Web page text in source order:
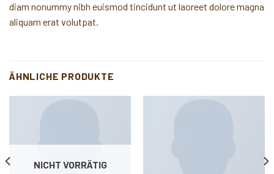
diam nonummy nibh euismod tincidunt ut laoreet dolore magna
aliquam erat volutpat.
ÄHNLICHE PRODUKTE
NICHT VORRÄTIG